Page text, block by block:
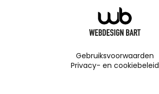
Gebruiksvoorwaarden
Privacy- en cookiebeleid